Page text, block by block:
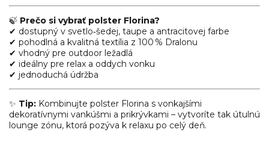
🍃 Prečo si vybrať polster Florina?
✔ dostupný v svetlo‑šedej, taupe a antracitovej farbe
✔ pohodlná a kvalitná textília z 100 % Dralonu
✔ vhodný pre outdoor ležadlá
✔ ideálny pre relax a oddych vonku
✔ jednoduchá údržba
✨ Tip: Kombinujte polster Florina s vonkajšími
dekoratívnymi vankúšmi a prikrývkami – vytvoríte tak útulnú
lounge zónu, ktorá pozýva k relaxu po celý deň.